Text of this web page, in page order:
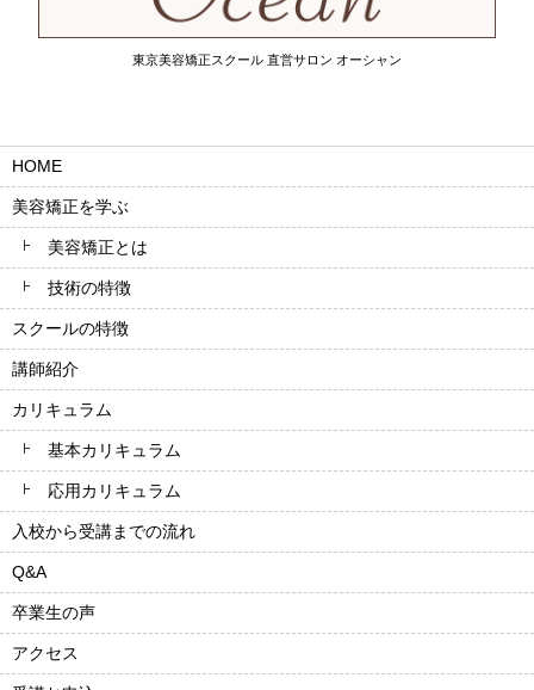
東京美容矯正スクール 直営サロン オーシャン
HOME
美容矯正を学ぶ
美容矯正とは
技術の特徴
スクールの特徴
講師紹介
カリキュラム
基本カリキュラム
応用カリキュラム
入校から受講までの流れ
Q&A
卒業生の声
アクセス